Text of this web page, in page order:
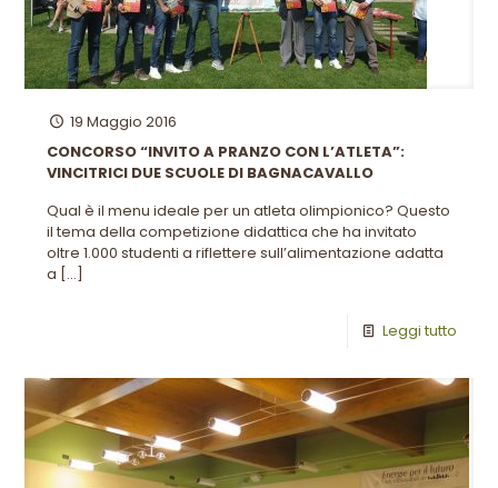
19 Maggio 2016
CONCORSO “INVITO A PRANZO CON L’ATLETA”:
VINCITRICI DUE SCUOLE DI BAGNACAVALLO
Qual è il menu ideale per un atleta olimpionico? Questo
il tema della competizione didattica che ha invitato
oltre 1.000 studenti a riflettere sull’alimentazione adatta
a […]
Leggi tutto